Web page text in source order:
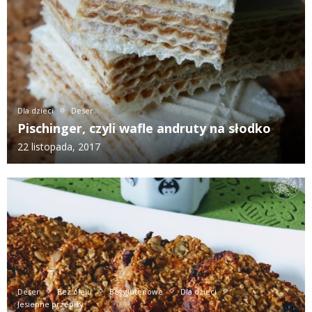
Dla dzieci Deser
Pischinger, czyli wafle andruty na słodko
22 listopada, 2017
Deser Bez oleju Bezglutenowe
Dla dzieci
Jesienne przepisy